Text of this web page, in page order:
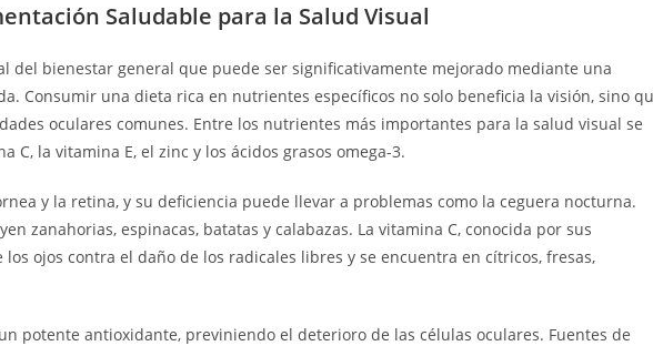
Saludable para la Salud Visual
del bienestar general que puede ser significativamente mejorado mediante una
Consumir una dieta rica en nutrientes específicos no solo beneficia la visión, sino
oculares comunes. Entre los nutrientes más importantes para la salud visual se
C, la vitamina E, el zinc y los ácidos grasos omega-3.
y la retina, y su deficiencia puede llevar a problemas como la ceguera nocturna.
zanahorias, espinacas, batatas y calabazas. La vitamina C, conocida por sus
ojos contra el daño de los radicales libres y se encuentra en cítricos, fresas,
potente antioxidante, previniendo el deterioro de las células oculares. Fuentes de